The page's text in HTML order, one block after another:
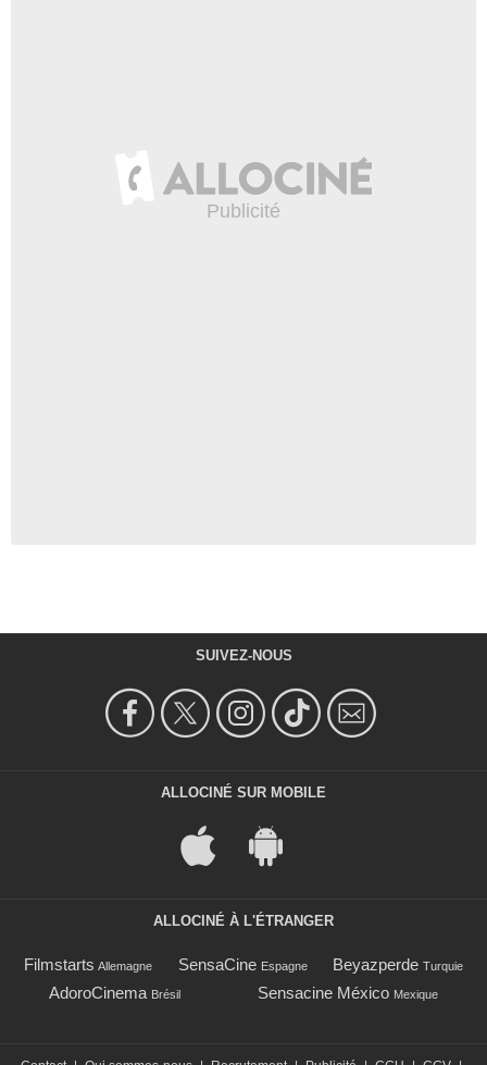
SUIVEZ-NOUS
ALLOCINÉ SUR MOBILE
ALLOCINÉ À L'ÉTRANGER
Filmstarts Allemagne SensaCine Espagne Beyazperde Turquie
AdoroCinema Brésil Sensacine México Mexique